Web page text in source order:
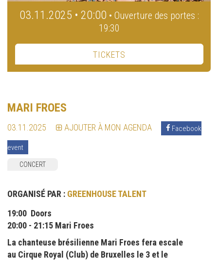
03.11.2025 • 20:00 • Ouverture des portes :
19:30
TICKETS
MARI FROES
03.11.2025 AJOUTER À MON AGENDA Facebook
event
CONCERT
ORGANISÉ PAR : GREENHOUSE TALENT
19:00 Doors
20:00 - 21:15 Mari Froes
La chanteuse brésilienne Mari Froes fera escale
au Cirque Royal (Club) de Bruxelles le 3 et le